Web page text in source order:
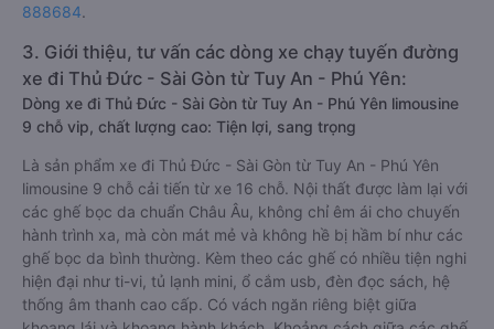
888684.
3. Giới thiệu, tư vấn các dòng xe chạy tuyến đường
xe đi Thủ Đức - Sài Gòn từ Tuy An - Phú Yên:
Dòng xe đi Thủ Đức - Sài Gòn từ Tuy An - Phú Yên limousine
9 chỗ vip, chất lượng cao: Tiện lợi, sang trọng
Là sản phẩm xe đi Thủ Đức - Sài Gòn từ Tuy An - Phú Yên
limousine 9 chỗ cải tiến từ xe 16 chỗ. Nội thất được làm lại với
các ghế bọc da chuẩn Châu Âu, không chỉ êm ái cho chuyến
hành trình xa, mà còn mát mẻ và không hề bị hầm bí như các
ghế bọc da bình thường. Kèm theo các ghế có nhiều tiện nghi
hiện đại như ti-vi, tủ lạnh mini, ổ cắm usb, đèn đọc sách, hệ
thống âm thanh cao cấp. Có vách ngăn riêng biệt giữa